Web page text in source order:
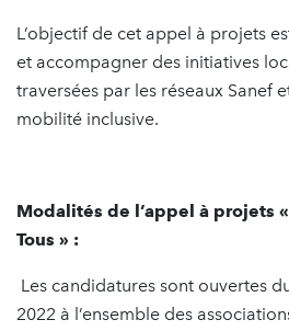
L’objectif de cet appel à projets
et accompagner des initiatives
traversées par les réseaux Sanef
mobilité inclusive.
Modalités de l’appel à projets
Tous » :
Les candidatures sont ouvertes
2022 à l’ensemble des